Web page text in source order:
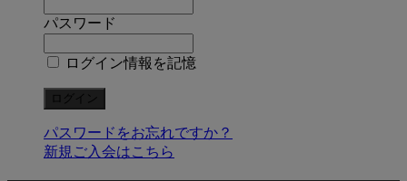
パスワード
ログイン情報を記憶
パスワードをお忘れですか？
新規ご入会はこちら